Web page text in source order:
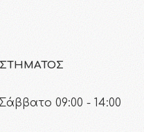
09:00 - 14:00